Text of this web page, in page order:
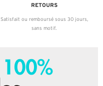
RETOURS
Satisfait ou remboursé sous 30 jours,
sans motif.